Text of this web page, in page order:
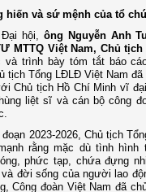
hiến và sứ mệnh của tổ
hội, ông Nguyễn Anh
MTTQ Việt Nam, Chủ
và trình bày tóm tắt báo
tịch Tổng LĐLĐ Việt Nam đã
Chủ tịch Hồ Chí Minh vĩ
liệt sĩ và cán bộ công
2023-2026, Chủ tịch
rằng mặc dù tình
phức tạp, chứa đựng
đời sống của người lao
Công đoàn Việt Nam đã